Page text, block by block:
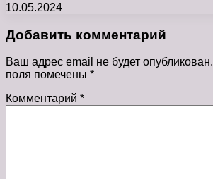
10.05.2024
Добавить комментарий
Ваш адрес email не будет опубликован.
поля помечены *
Комментарий *